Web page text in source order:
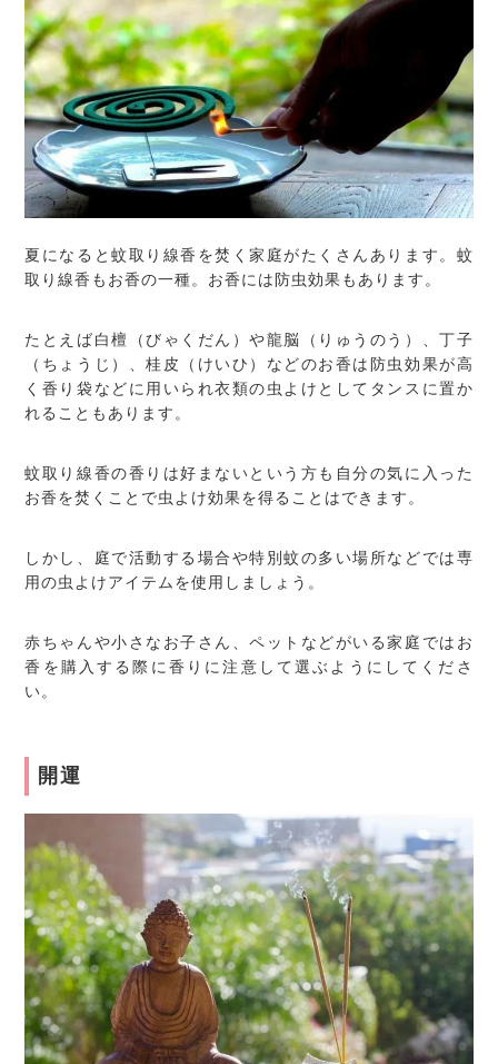
夏になると蚊取り線香を焚く家庭がたくさんあります。蚊
取り線香もお香の一種。お香には防虫効果もあります。
たとえば白檀（びゃくだん）や龍脳（りゅうのう）、丁子
（ちょうじ）、桂皮（けいひ）などのお香は防虫効果が高
く香り袋などに用いられ衣類の虫よけとしてタンスに置か
れることもあります。
蚊取り線香の香りは好まないという方も自分の気に入った
お香を焚くことで虫よけ効果を得ることはできます。
しかし、庭で活動する場合や特別蚊の多い場所などでは専
用の虫よけアイテムを使用しましょう。
赤ちゃんや小さなお子さん、ペットなどがいる家庭ではお
香を購入する際に香りに注意して選ぶようにしてくださ
い。
開運